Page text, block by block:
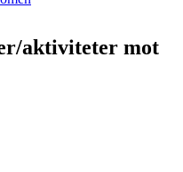
aktiviteter mot